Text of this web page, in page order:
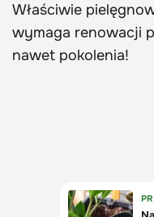
Właściwie
wymaga renowacji
nawet pokolenia!